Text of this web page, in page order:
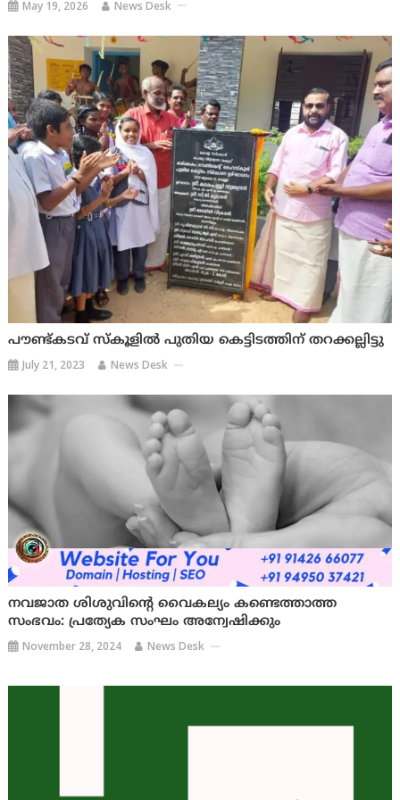
May 19, 2026 News Desk
പൗണ്ട്കടവ് സ്‌കൂളിൽ പുതിയ കെട്ടിടത്തിന് തറക്കല്ലിട്ടു
July 21, 2023 News Desk
നവജാത ശിശുവിന്റെ വൈകല്യം കണ്ടെത്താത്ത
സംഭവം: പ്രത്യേക സംഘം അന്വേഷിക്കും
November 28, 2024 News Desk